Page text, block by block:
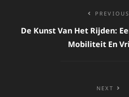
navigatie
PREVIOUS
De Kunst Van Het Rijden:
Mobiliteit En
NEXT